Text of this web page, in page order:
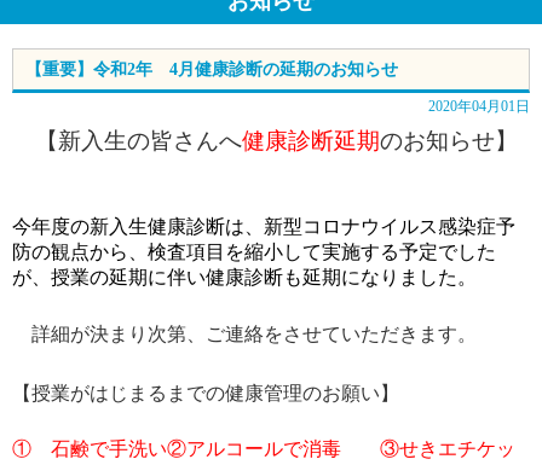
【重要】令和2年 4月健康診断の延期のお知らせ
2020年04月01日
【新入生の皆さんへ健康診断延期のお知らせ】
今年度の新入生健康診断は、新型コロナウイルス感染症予
防の観点から、検査項目を縮小して実施する予定でした
が、授業の延期に伴い健康診断も延期になりました。
詳細が決まり次第、ご連絡をさせていただきます。
【授業がはじまるまでの健康管理のお願い】
① 石鹸で手洗い②アルコールで消毒 ③せきエチケッ